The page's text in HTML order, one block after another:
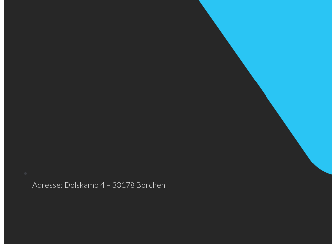
Adresse: Dolskamp 4 – 33178 Borchen